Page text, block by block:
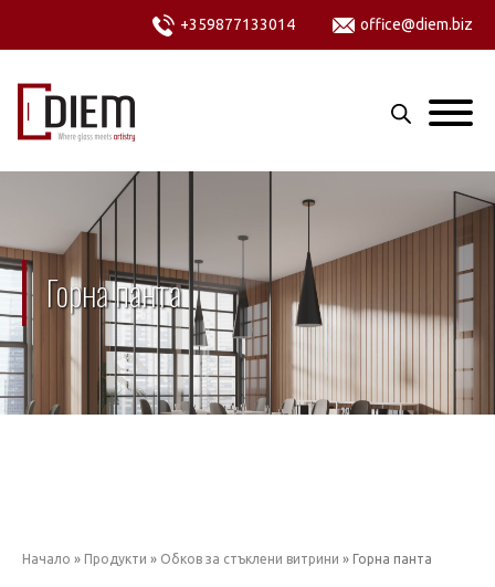
+359877133014 office@diem.biz
Горна панта
Начало » Продукти » Обков за стъклени витрини » Горна панта